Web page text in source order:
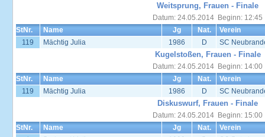
Weitsprung, Frauen - Finale
Datum: 24.05.2014 Beginn: 12:45
StNr.
Name Jg Nat.
Verein
119
Mächtig Julia 1986 D SC
Kugelstoßen, Frauen - Finale
Datum: 24.05.2014 Beginn: 14:00
StNr.
Name Jg Nat.
Verein
119
Mächtig Julia 1986 D SC
Diskuswurf, Frauen - Finale
Datum: 24.05.2014 Beginn: 15:00
StNr.
Name Jg Nat.
Verein